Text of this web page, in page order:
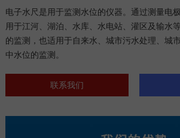
电子水尺是用于监测水位的仪器。通过测量电
用于江河、湖泊、水库、水电站、灌区及输水
的监测，也适用于自来水、城市污水处理、城
中水位的监测。
联系我们